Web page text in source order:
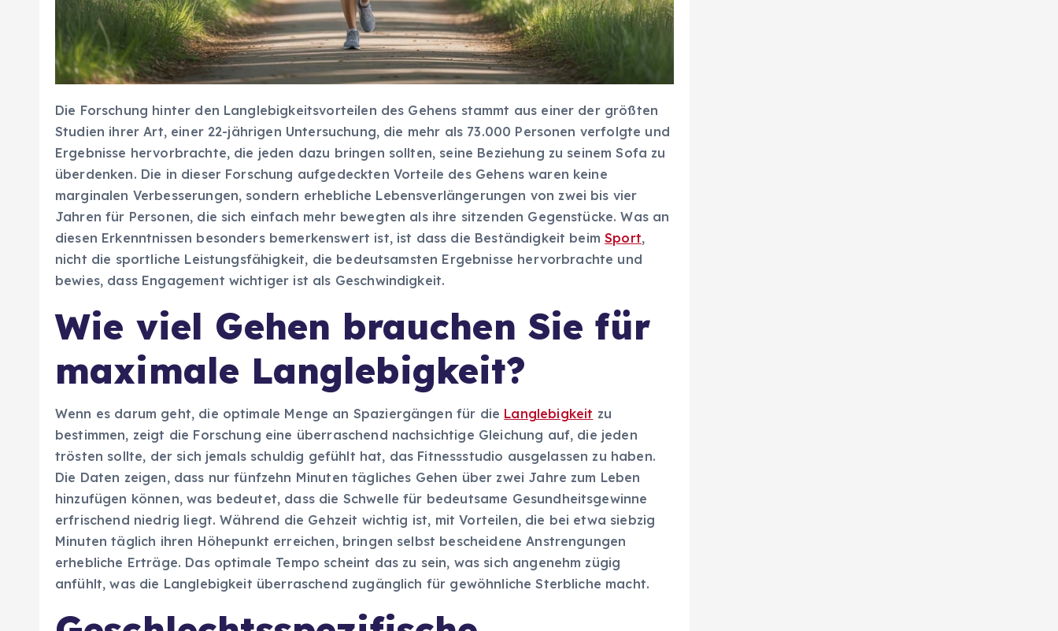
Die Forschung hinter den Langlebigkeitsvorteilen des Gehens stammt aus einer der größten
Studien ihrer Art, einer 22-jährigen Untersuchung, die mehr als 73.000 Personen verfolgte und
Ergebnisse hervorbrachte, die jeden dazu bringen sollten, seine Beziehung zu seinem Sofa zu
überdenken. Die in dieser Forschung aufgedeckten Vorteile des Gehens waren keine
marginalen Verbesserungen, sondern erhebliche Lebensverlängerungen von zwei bis vier
Jahren für Personen, die sich einfach mehr bewegten als ihre sitzenden Gegenstücke. Was an
diesen Erkenntnissen besonders bemerkenswert ist, ist dass die Beständigkeit beimSport,
nicht die sportliche Leistungsfähigkeit, die bedeutsamsten Ergebnisse hervorbrachte und
bewies, dass Engagement wichtiger ist als Geschwindigkeit.
Wie viel Gehen brauchen Sie für
maximale Langlebigkeit?
Wenn es darum geht, die optimale Menge an Spaziergängen für die Langlebigkeit zu
bestimmen, zeigt die Forschung eine überraschend nachsichtige Gleichung auf, die jeden
trösten sollte, der sich jemals schuldig gefühlt hat, das Fitnessstudio ausgelassen zu haben.
Die Daten zeigen, dass nur fünfzehn Minuten tägliches Gehen über zwei Jahre zum Leben
hinzufügen können, was bedeutet, dass die Schwelle für bedeutsame Gesundheitsgewinne
erfrischend niedrig liegt. Während die Gehzeit wichtig ist, mit Vorteilen, die bei etwa siebzig
Minuten täglich ihren Höhepunkt erreichen, bringen selbst bescheidene Anstrengungen
erhebliche Erträge. Das optimale Tempo scheint das zu sein, was sich angenehm zügig
anfühlt, was die Langlebigkeit überraschend zugänglich für gewöhnliche Sterbliche macht.